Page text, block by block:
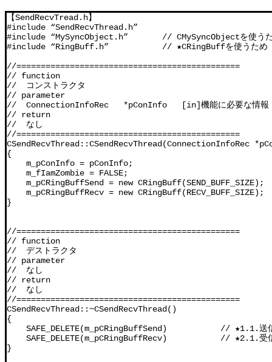
【SendRecvTread.h】
#include “SendRecvThread.h”
#include “MySyncObject.h”       // CMySyncObjectを使う
#include “RingBuff.h”           // ★CRingBuffを使うため
//==============================================
// function
//  コンストラクタ
// parameter
//  ConnectionInfoRec   *pConInfo   [in]機能に必要な情報
// return
//  なし
//==============================================
CSendRecvThread::CSendRecvThread(ConnectionInfoRec
{
    m_pConInfo = pConInfo;
    m_fIamZombie = FALSE;
m_pCRingBuffSend = new CRingBuff(SEND_BUFF_SIZE);
m_pCRingBuffRecv = new CRingBuff(RECV_BUFF_SIZE);
}
//==============================================
// function
//  デストラクタ
// parameter
//  なし
// return
//  なし
//==============================================
CSendRecvThread::~CSendRecvThread()
{
SAFE_DELETE(m_pCRingBuffSend)           // ★1.1.送信
SAFE_DELETE(m_pCRingBuffRecv)           // ★2.1.受信
}